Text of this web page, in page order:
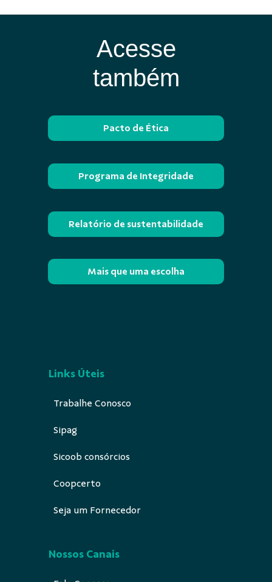
Acesse
também
Pacto de Ética
Programa de Integridade
Relatório de sustentabilidade
Mais que uma escolha
Links Úteis
Trabalhe Conosco
Sipag
Sicoob consórcios
Coopcerto
Seja um Fornecedor
Nossos Canais